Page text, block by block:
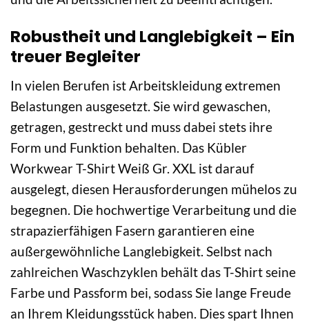
Robustheit und Langlebigkeit – Ein
treuer Begleiter
In vielen Berufen ist Arbeitskleidung extremen
Belastungen ausgesetzt. Sie wird gewaschen,
getragen, gestreckt und muss dabei stets ihre
Form und Funktion behalten. Das Kübler
Workwear T-Shirt Weiß Gr. XXL ist darauf
ausgelegt, diesen Herausforderungen mühelos zu
begegnen. Die hochwertige Verarbeitung und die
strapazierfähigen Fasern garantieren eine
außergewöhnliche Langlebigkeit. Selbst nach
zahlreichen Waschzyklen behält das T-Shirt seine
Farbe und Passform bei, sodass Sie lange Freude
an Ihrem Kleidungsstück haben. Dies spart Ihnen